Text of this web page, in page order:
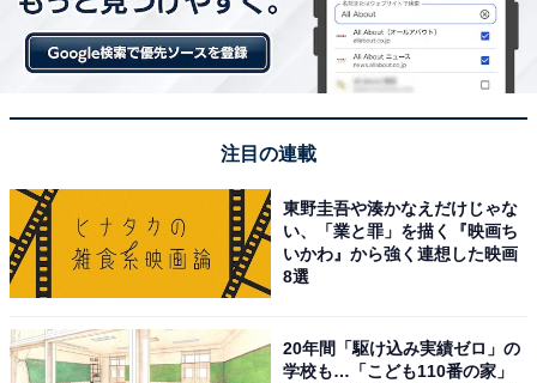
注目の連載
東野圭吾や湊かなえだけじゃな
い、「業と罪」を描く『映画ち
いかわ』から強く連想した映画
8選
20年間「駆け込み実績ゼロ」の
学校も…「こども110番の家」